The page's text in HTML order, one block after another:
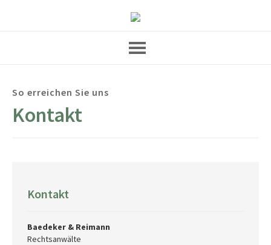
So erreichen Sie uns
Kontakt
Kontakt
Baedeker & Reimann
Rechtsanwälte